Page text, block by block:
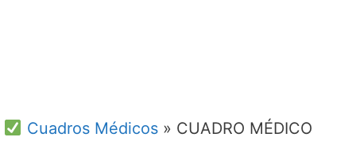
Cuadros Médicos» CUADRO MÉDICO